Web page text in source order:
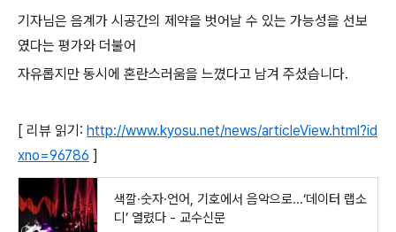
기자님은 음계가 시공간의 제약을 벗어날 수 있는 가능성을 선보
였다는 평가와 더불어
자유롭지만 동시에 혼란스러움을 느꼈다고 남겨 주셨습니다.
[ 리뷰 읽기: http://www.kyosu.net/news/articleView.html?id
xno=96786 ]
색깔·숫자·언어, 기호에서 음악으로...‘데이터 랩소
디’ 열렸다 - 교수신문